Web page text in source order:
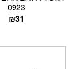
0923
₪31